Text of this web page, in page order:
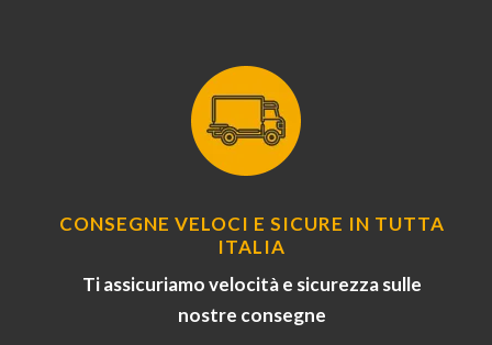
CONSEGNE VELOCI E SICURE IN TUTTA
ITALIA
Ti assicuriamo velocità e sicurezza sulle
nostre consegne